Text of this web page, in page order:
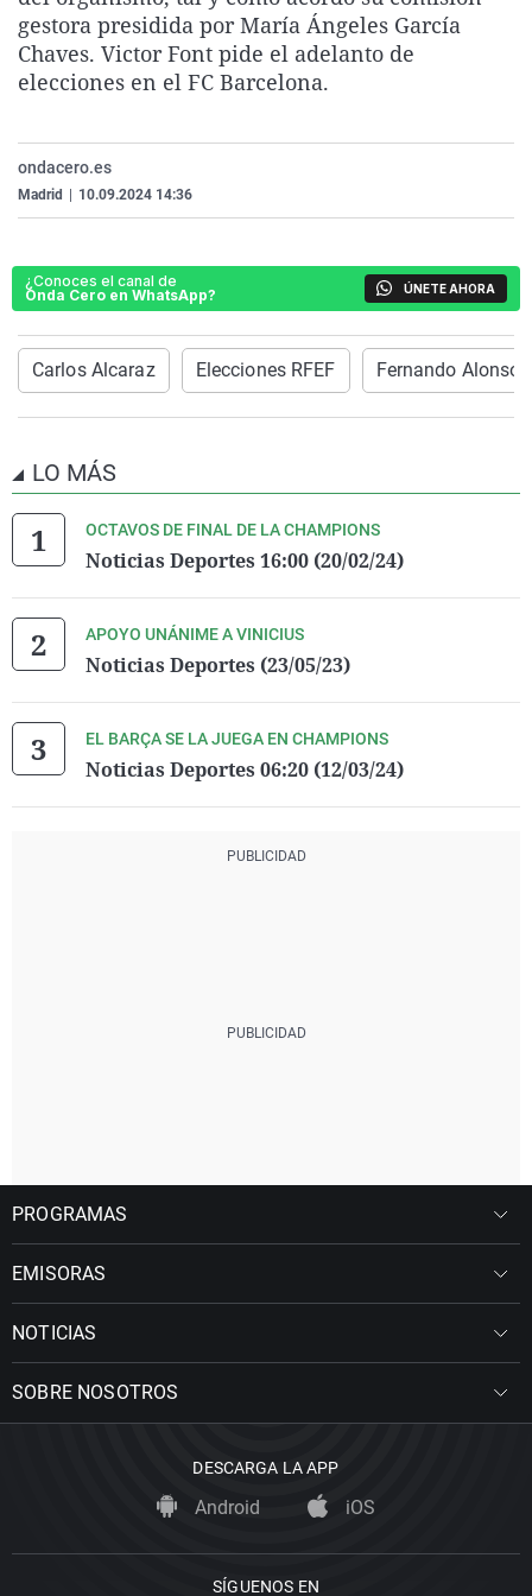
La rosa de los vientos
Gente viajera
Caso
Retornados
Operación Viuda
Extremadura
Galicia
Navarra
Virales
Televisión
gestora presidida por María Ángeles García
Chaves. Victor Font pide el adelanto de
elecciones en el FC Barcelona.
ondacero.es
Madrid 10.09.2024 14:36
¿Conoces el canal de
Onda Cero en WhatsApp?
ÚNETE AHORA
Carlos Alcaraz Elecciones RFEF Fernando Alonso
LO MÁS
OCTAVOS DE FINAL DE LA CHAMPIONS
Noticias Deportes 16:00 (20/02/24)
APOYO UNÁNIME A VINICIUS
Noticias Deportes (23/05/23)
EL BARÇA SE LA JUEGA EN CHAMPIONS
Noticias Deportes 06:20 (12/03/24)
PROGRAMAS
EMISORAS
NOTICIAS
SOBRE NOSOTROS
DESCARGA LA APP
Android iOS
SÍGUENOS EN